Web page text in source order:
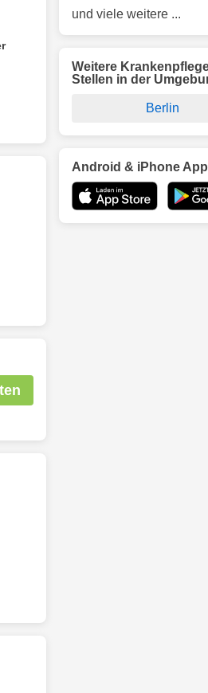
und viele weitere ...
Weitere
Stellen in der
Berlin
Android & iPhone App